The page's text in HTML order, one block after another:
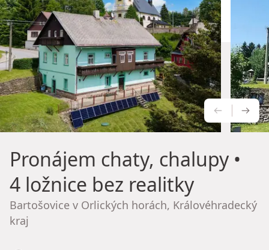
Pronájem chaty, chalupy•
4 ložnice bez realitky
Bartošovice v Orlických horách, Královéhradecký
kraj